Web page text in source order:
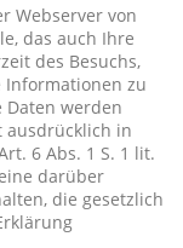
Webserver von
das auch Ihre
des Besuchs,
Informationen zu
werden
ausdrücklich in
6 Abs. 1 S. 1 lit.
darüber
die gesetzlich